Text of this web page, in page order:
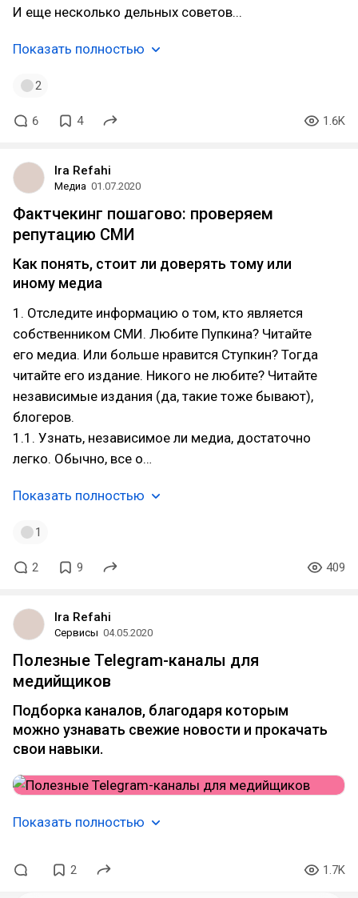
И еще несколько дельных советов...
Показать полностью
2
6 4 1.6K
Ira Refahi
Медиа 01.07.2020
Фактчекинг пошагово: проверяем
репутацию СМИ
Как понять, стоит ли доверять тому или
иному медиа
1. Отследите информацию о том, кто является
собственником СМИ. Любите Пупкина? Читайте
его медиа. Или больше нравится Ступкин? Тогда
читайте его издание. Никого не любите? Читайте
независимые издания (да, такие тоже бывают),
блогеров.
1.1. Узнать, независимое ли медиа, достаточно
легко. Обычно, все о…
Показать полностью
1
2 9 409
Ira Refahi
Сервисы 04.05.2020
Полезные Telegram-каналы для
медийщиков
Подборка каналов, благодаря которым
можно узнавать свежие новости и прокачать
свои навыки.
Показать полностью
2 1.7K